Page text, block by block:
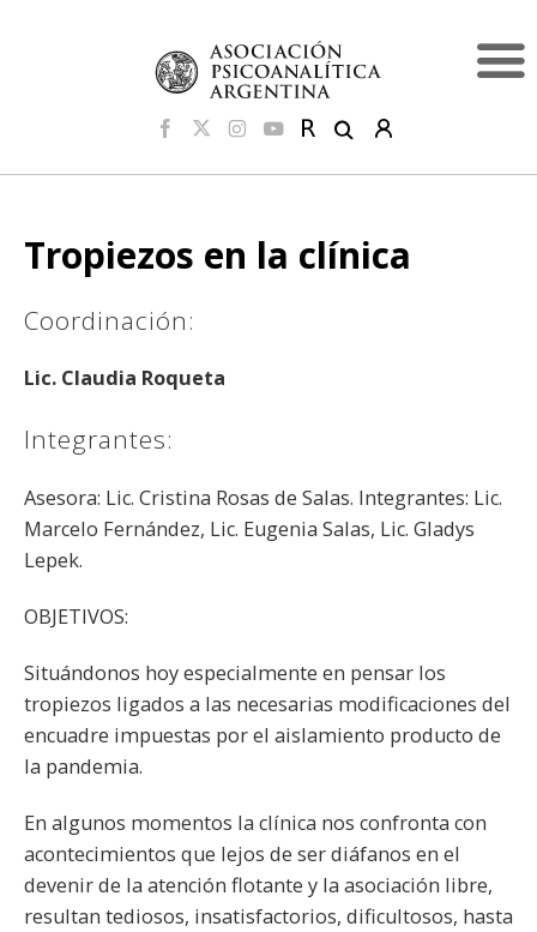
Tropiezos en la clínica
Coordinación:
Lic. Claudia Roqueta
Integrantes:
Asesora: Lic. Cristina Rosas de Salas. Integrantes: Lic.
Marcelo Fernández, Lic. Eugenia Salas, Lic. Gladys
Lepek.
OBJETIVOS:
Situándonos hoy especialmente en pensar los
tropiezos ligados a las necesarias modificaciones del
encuadre impuestas por el aislamiento producto de
la pandemia.
En algunos momentos la clínica nos confronta con
acontecimientos que lejos de ser diáfanos en el
devenir de la atención flotante y la asociación libre,
resultan tediosos, insatisfactorios, dificultosos, hasta